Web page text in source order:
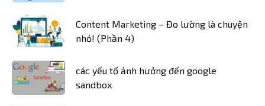
Content Marketing – Đo lường là chuyện
nhỏ! (Phần 4)
các yếu tố ảnh hưởng đến google
sandbox